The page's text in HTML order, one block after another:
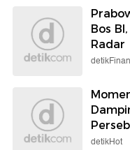
Bos
Radar
detikHot